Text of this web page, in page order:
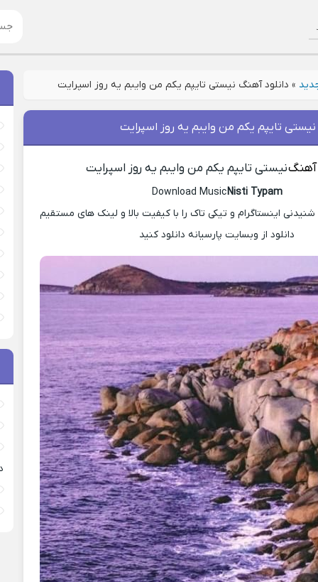
» دانلود آهنگ نیستی تایپم یکم من وایبم یه روز اسپرایت
تایپم یکم من وایبم یه روز اسپرایت
آهنگنیستی تایپم یکم من وایبم یه روز اسپرایت
Download MusicNisti Typam
اینستاگرام و تیکی تاک را با کیفیت بالا و لینک های مستقیم
دانلود از وبسایت پارسیانه دانلود کنید